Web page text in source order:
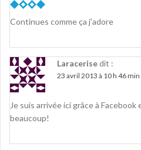
Continues comme ça j’adore
Laracerisedit :
23 avril 2013 à 10 h 46 min
Je suis arrivée ici grâce à Facebook
beaucoup!